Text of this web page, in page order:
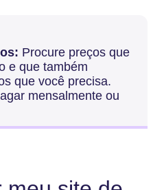
Procure preços que
e que também
que você precisa.
mensalmente ou